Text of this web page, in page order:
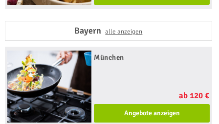
Bayernalle anzeigen
München
ab 120 €
Angebote anzeigen